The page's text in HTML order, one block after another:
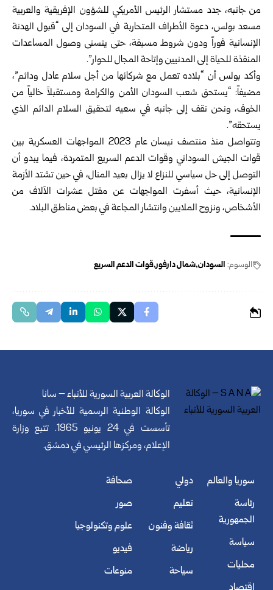
من جانبه، جدد مستشار الرئيس الأمريكي للشؤون الإفريقية والعربية
مسعد بولس، دعوة الأطراف المتحاربة في السودان إلى “قبول الهدنة
الإنسانية فوراً ودون شروط مسبقة، حتى يتسنى وصول المساعدات
المنقذة للحياة إلى المدنيين وإتاحة المجال للحوار”.
وأكد بولس أن “بلاده تعمل مع شركائها من أجل سلام عادل ودائم”،
مضيفاً: “يستحق شعب السودان الأمن والكرامة ومستقبلاً خالياً من
الخوف، ونحن نقف إلى جانبه في سعيه لتحقيق السلام الدائم الذي
يستحقه”.
وتتواصل منذ منتصف نيسان عام 2023 المواجهات العسكرية بين
قوات الجيش السوداني وقوات الدعم السريع المتمردة، فيما يبدو أن
التوصل إلى حل سياسي للنزاع لا يزال بعيد المنال، في حين تشتد الأزمة
الإنسانية، حيث أسفرت المواجهات عن مقتل عشرات الآلاف من
الأشخاص، ونزوح الملايين وانتشار المجاعة في بعض مناطق البلاد.
الوسوم: السودان شمال دارفور قوات الدعم السريع
الوكالة العربية السورية للأنباء – سانا
الوكالة الوطنية الرسمية للأخبار في سوريا،
تأسست في 24 يونيو 1965. تتبع وزارة
الإعلام، ومركزها الرئيسي في دمشق.
سوريا والعالم
رئاسة
الجمهورية
سياسة
محليات
دولي
تعليم
ثقافة وفنون
رياضة
سياحة
صحافة
صور
علوم وتكنولوجيا
فيديو
منوعات